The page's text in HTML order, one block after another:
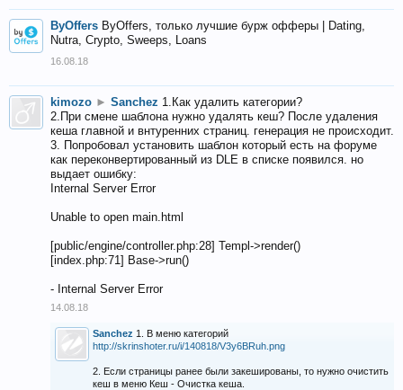
ByOffers ByOffers, только лучшие бурж офферы | Dating,
Nutra, Crypto, Sweeps, Loans
16.08.18
kimozo ► Sanchez 1.Как удалить категории?
2.При смене шаблона нужно удалять кеш? После удаления
кеша главной и внтуренних страниц. генерация не происходит.
3. Попробовал установить шаблон который есть на форуме
как переконвертированный из DLE в списке появился. но
выдает ошибку:
Internal Server Error
Unable to open main.html
[public/engine/controller.php:28] Templ->render()
[index.php:71] Base->run()
- Internal Server Error
14.08.18
Sanchez 1. В меню категорий
http://skrinshoter.ru/i/140818/V3y6BRuh.png
2. Если страницы ранее были закешированы, то нужно очистить
кеш в меню Кеш - Очистка кеша.